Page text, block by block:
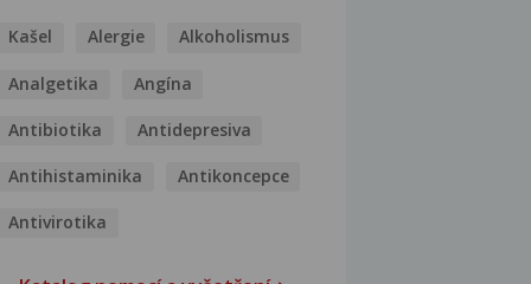
Kašel Alergie Alkoholismus
Analgetika Angína
Antibiotika Antidepresiva
Antihistaminika Antikoncepce
Antivirotika